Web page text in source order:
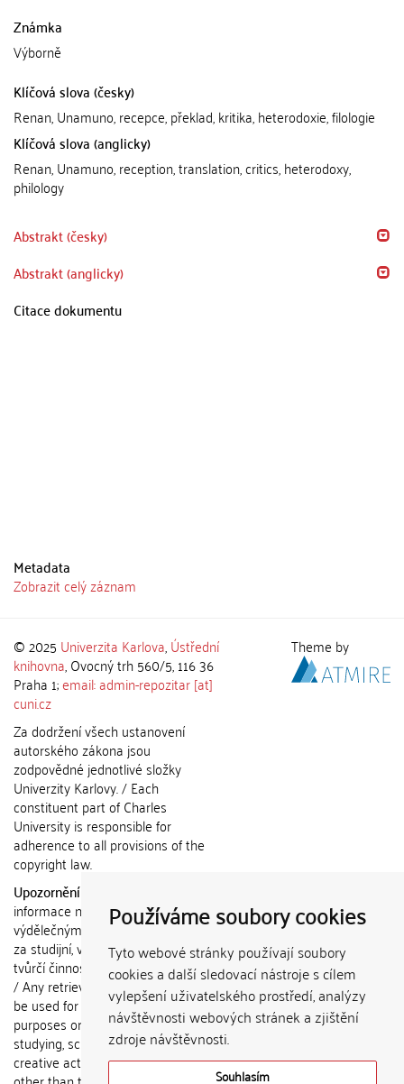
Používáme soubory cookies
Tyto webové stránky používají soubory
cookies a další sledovací nástroje s cílem
vylepšení uživatelského prostředí, analýzy
návštěvnosti webových stránek a zjištění
zdroje návštěvnosti.
Souhlasím
Známka
Výborně
Klíčová slova (česky)
Renan, Unamuno, recepce, překlad, kritika, heterodoxie, filologie
Klíčová slova (anglicky)
Renan, Unamuno, reception, translation, critics, heterodoxy,
philology
Abstrakt (česky)
Abstrakt (anglicky)
Citace dokumentu
Metadata
Zobrazit celý záznam
© 2025 Univerzita Karlova,Ústřední
knihovna, Ovocný trh 560/5, 116 36
Praha 1;email: admin-repozitar [at]
cuni.cz
Za dodržení všech ustanovení
autorského zákona jsou
zodpovědné jednotlivé složky
Univerzity Karlovy. / Each
constituent part of Charles
University is responsible for
adherence to all provisions of the
copyright law.
Upozornění / Notice:
informace nemohou být použity k
výdělečným účelům nebo vydávány
za studijní, vědeckou nebo jinou
tvůrčí činnost jiné osoby než autora.
/ Any retrieved information shall not
be used for any commercial
purposes or claimed as results of
studying, scientific or any other
creative activities of any person
Theme by